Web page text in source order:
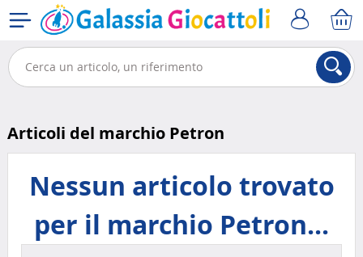
Articoli del marchio Petron
Nessun articolo trovato
per il marchio Petron...